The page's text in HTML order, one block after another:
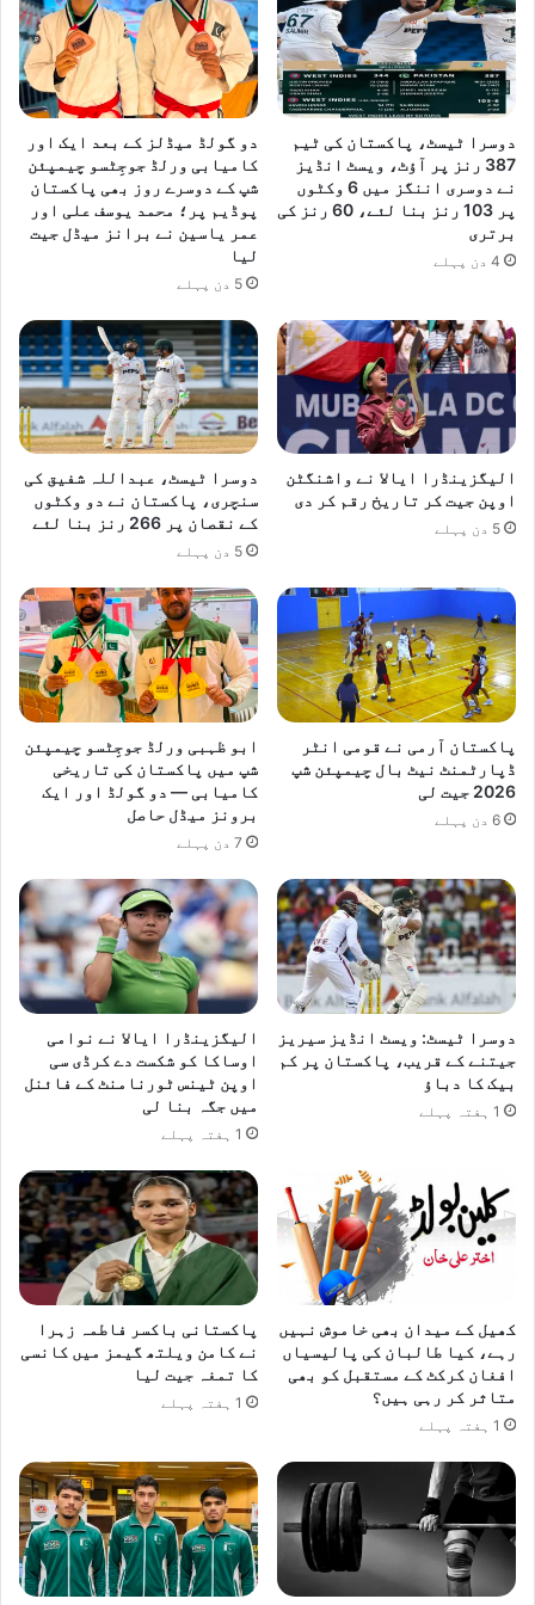
ا
م
و
د
ر
ہ
دوسرا ٹیسٹ، پاکستان کی ٹیم
387 رنز پر آؤٹ، ویسٹ انڈیز
نے دوسری اننگز میں 6 وکٹوں
پر 103 رنز بنا لئے، 60 رنز کی
برتری
4 دن پہلے
دو گولڈ میڈلز کے بعد ایک اور
کامیابی ورلڈ جوجِٹسو چیمپئن
شپ کے دوسرے روز بھی پاکستان
پوڈیم پر؛ محمد یوسف علی اور
عمر یاسین نے برانز میڈل جیت
لیا
5 دن پہلے
الیگزینڈرا ایالا نے واشنگٹن
اوپن جیت کر تاریخ رقم کر دی
5 دن پہلے
دوسرا ٹیسٹ، عبداللہ شفیق کی
سنچری، پاکستان نے دو وکٹوں
کے نقصان پر 266 رنز بنا لئے
5 دن پہلے
پاکستان آرمی نے قومی انٹر
ڈپارٹمنٹ نیٹ بال چیمپئن شپ
2026 جیت لی
6 دن پہلے
ابو ظہبی ورلڈ جوجِٹسو چیمپئن
شپ میں پاکستان کی تاریخی
کامیابی — دو گولڈ اور ایک
برونز میڈل حاصل
7 دن پہلے
دوسرا ٹیسٹ: ویسٹ انڈیز سیریز
جیتنے کے قریب، پاکستان پر کم
بیک کا دباؤ
1 ہفتہ پہلے
الیگزینڈرا ایالا نے نوامی
اوساکا کو شکست دے کرڈی سی
اوپن ٹینس ٹورنامنٹ کے فائنل
میں جگہ بنا لی
1 ہفتہ پہلے
کھیل کے میدان بھی خاموش نہیں
رہے، کیا طالبان کی پالیسیاں
افغان کرکٹ کے مستقبل کو بھی
متاثر کر رہی ہیں؟
1 ہفتہ پہلے
پاکستانی باکسر فاطمہ زہرا
نے کامن ویلتھ گیمز میں کانسی
کا تمغہ جیت لیا
1 ہفتہ پہلے